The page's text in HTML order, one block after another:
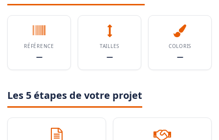
RÉFÉRENCE
—
TAILLES
—
COLORIS
—
Les 5 étapes de votre projet